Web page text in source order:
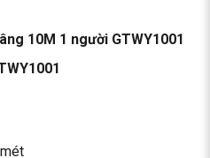
10M 1 người GTWY1001